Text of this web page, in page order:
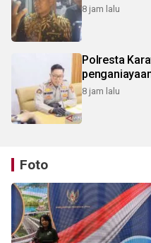
8 jam lalu
Polresta
8 jam lalu
Foto